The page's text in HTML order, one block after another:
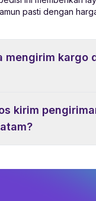
pasti dengan
mengirim kargo
kirim